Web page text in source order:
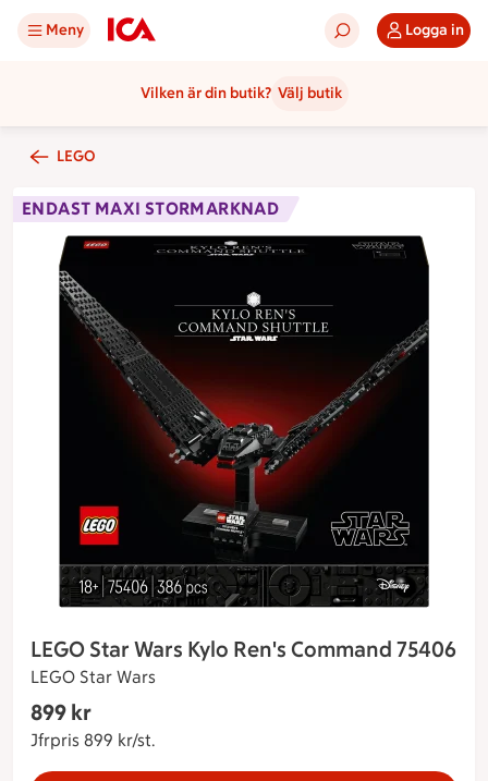
Meny Logga in
Vilken är din butik? Välj butik
LEGO
ENDAST MAXI STORMARKNAD
LEGO Star Wars Kylo Ren's Command 75406
LEGO Star Wars
899 kr
Jfrpris 899 kr/st.